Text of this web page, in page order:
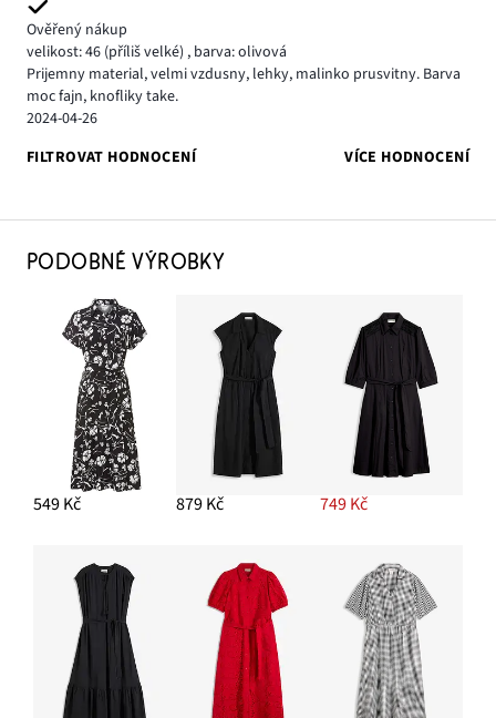
Ověřený nákup
velikost: 46 (příliš velké) , barva: olivová
Prijemny material, velmi vzdusny, lehky, malinko prusvitny. Barva
moc fajn, knofliky take.
2024-04-26
FILTROVAT HODNOCENÍ
VÍCE HODNOCENÍ
PODOBNÉ VÝROBKY
549 Kč 879 Kč 749 Kč